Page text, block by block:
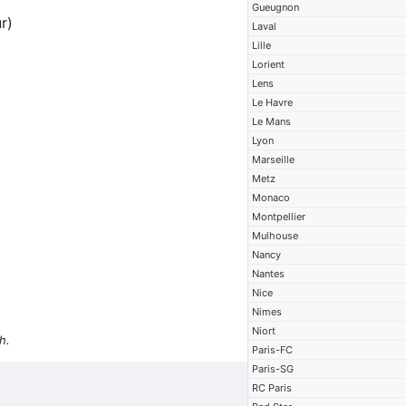
Gueugnon
Laval
Lille
Lorient
Lens
Le Havre
Le Mans
Lyon
Marseille
Metz
Monaco
Montpellier
Mulhouse
Nancy
Nantes
Nice
Nimes
Niort
Paris-FC
Paris-SG
RC Paris